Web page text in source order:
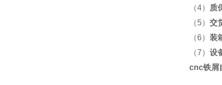
（4）
质
（5） 交
（6） 装
（7） 设
cnc铁屑